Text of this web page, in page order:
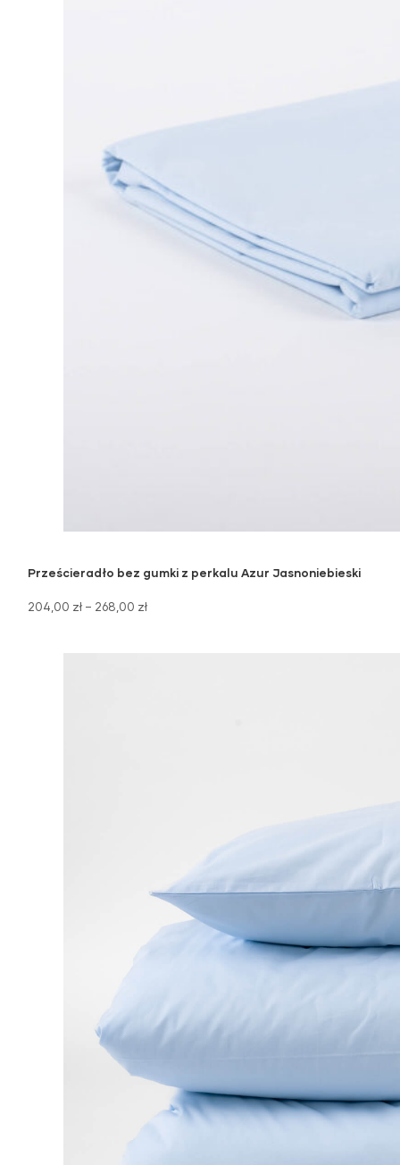
Prześcieradło bez gumki z perkalu Azur Jasnoniebieski
204,00 zł – 268,00 zł